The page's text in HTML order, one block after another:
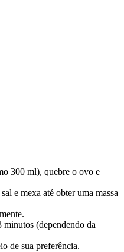
300 ml), quebre o ovo e
e mexa até obter uma massa
(dependendo da
de sua preferência.